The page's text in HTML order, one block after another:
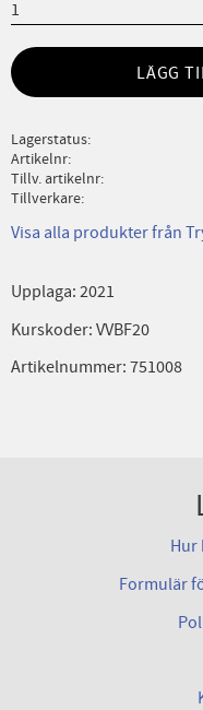
LÄGG
Lagerstatus
Artikelnr
Tillv. artikelnr
Tillverkare
Visa alla produkter från
Upplaga: 2021
Kurskoder: VVBF20
Artikelnummer: 751008
Hur
Formulär